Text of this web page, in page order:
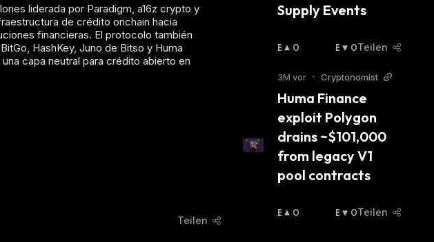
liderada por Paradigm, a16z crypto y
de crédito onchain hacia
financieras. El protocolo también
HashKey, Juno de Bitso y Huma
capa neutral para crédito abierto en
Teilen
Supply Events
B
Ll
S
C
:
0
B
R
S
C
H
0Teilen
3M vor • Cryptonomist
Huma Finance
exploit Polygon
drains ~$101,000
from legacy V1
pool contracts
B
0
B
0Teilen